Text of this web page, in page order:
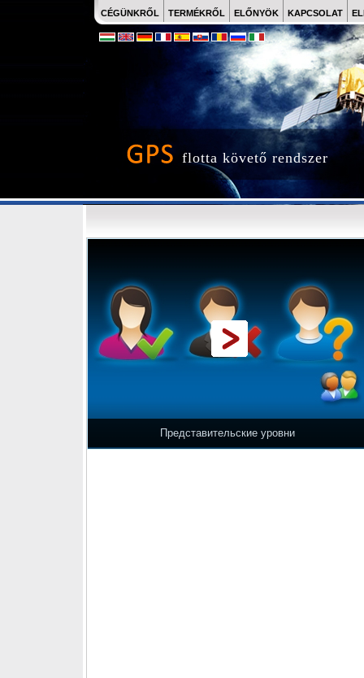
CÉGÜNKRŐL TERMÉKRŐL ELŐNYÖK KAPCSOLAT
flotta követő rendszer
Представительские уровни